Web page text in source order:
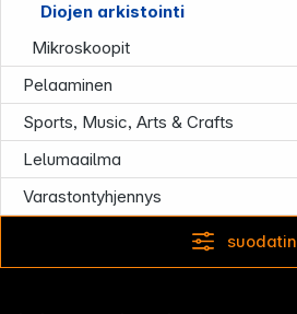
Diojen arkistointi
Mikroskoopit
Pelaaminen
Sports, Music, Arts & Crafts
Lelumaailma
Varastontyhjennys
suodatin
Uutiskirje